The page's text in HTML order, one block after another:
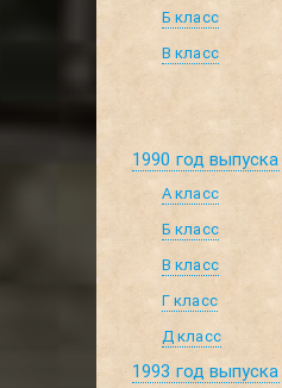
Б класс
В класс
1990 год выпуска
А класс
Б класс
В класс
Г класс
Д класс
1993 год выпуска